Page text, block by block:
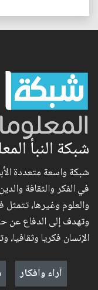
شبكة النبأ
شبكة واسعة متعددة
في الفكر والثقافة
والعلوم وغيرها،
وتهدف إلى الدفاع عن
الإنسان فكريا وثقافيا،
آراء وافكار